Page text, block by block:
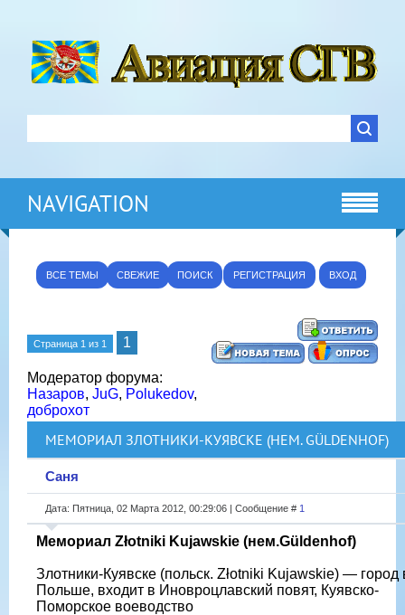
NAVIGATION
ВСЕ ТЕМЫ СВЕЖИЕ ПОИСК РЕГИСТРАЦИЯ ВХОД
Страница 1 из 1 1
Модератор форума:
Назаров, JuG, Polukedov,
доброхот
МЕМОРИАЛ ЗЛОТНИКИ-КУЯВСКЕ (НЕМ. GÜLDENHOF)
Саня
Дата: Пятница, 02 Марта 2012, 00:29:06 | Сообщение # 1
Мемориал Złotniki Kujawskie (нем.Güldenhof)
Злотники-Куявске (польск. Złotniki Kujawskie) — город
Польше, входит в Иновроцлавский повят, Куявско-
Поморское воеводство